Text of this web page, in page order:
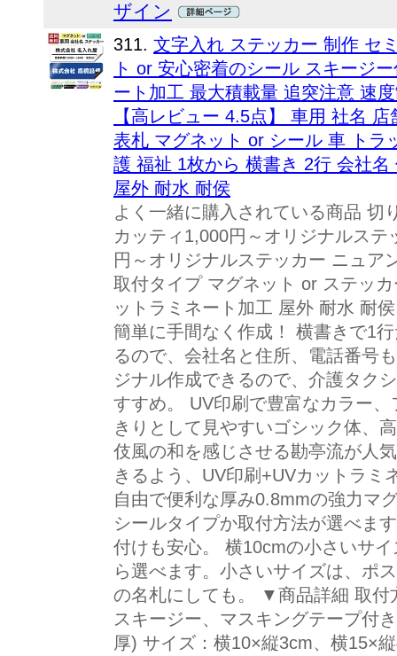
ザイン
311. 文字入れ ステッカー 制作 セ
ト or 安心密着のシール スキージ
ート加工 最大積載量 追突注意 速
【高レビュー 4.5点】 車用 社名
表札 マグネット or シール 車 トラ
護 福祉 1枚から 横書き 2行 会社
屋外 耐水 耐侯
よく一緒に購入されている商品 切
カッティ1,000円～オリジナルス
円～オリジナルステッカー ニュア
取付タイプ マグネット or ステッ
ットラミネート加工 屋外 耐水 耐
簡単に手間なく作成！ 横書きで1
るので、会社名と住所、電話番号
ジナル作成できるので、介護タク
すすめ。 UV印刷で豊富なカラー
きりとして見やすいゴシック体、
伎風の和を感じさせる勘亭流が人
きるよう、UV印刷+UVカットラミ
自由で便利な厚み0.8mmの強力マ
シールタイプか取付方法が選べま
付けも安心。 横10cmの小さいサ
ら選べます。小さいサイズは、ポ
の名札にしても。 ▼商品詳細 取付
スキージー、マスキングテープ
厚) サイズ：横10×縦3cm、横15×